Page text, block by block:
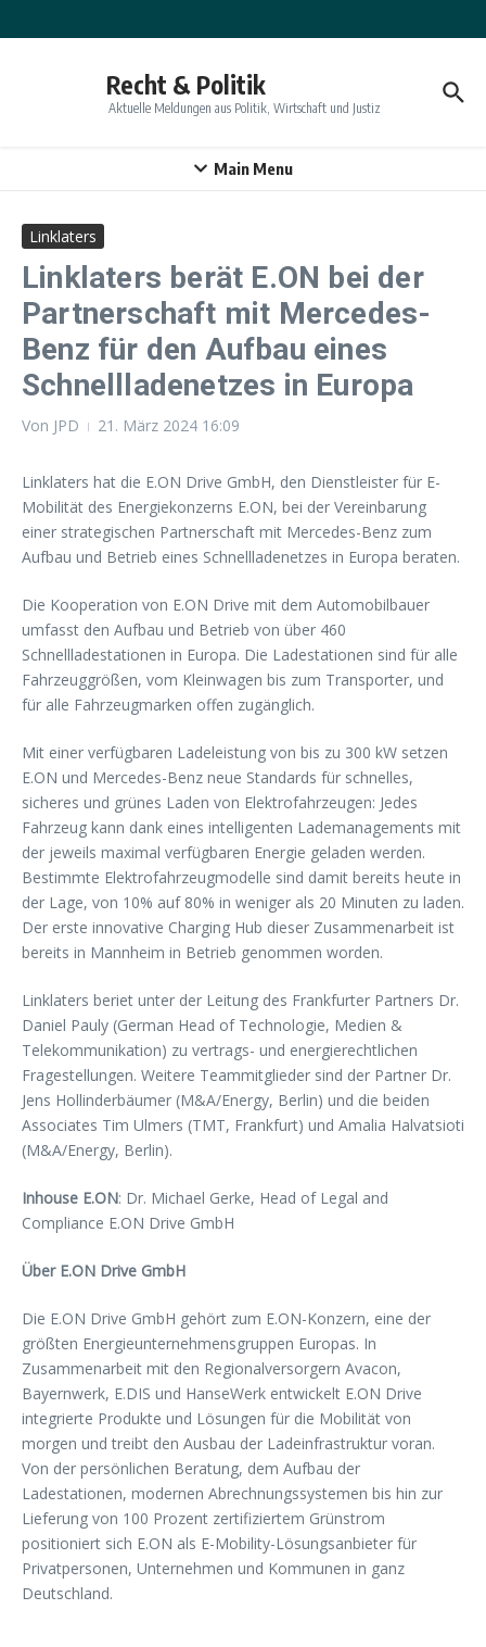
Recht & Politik
Aktuelle Meldungen aus Politik, Wirtschaft und Justiz
Main Menu
Linklaters
Linklaters berät E.ON bei der
Partnerschaft mit Mercedes-
Benz für den Aufbau eines
Schnellladenetzes in Europa
Von JPD 21. März 2024 16:09
Linklaters hat die E.ON Drive GmbH, den Dienstleister für E-
Mobilität des Energiekonzerns E.ON, bei der Vereinbarung
einer strategischen Partnerschaft mit Mercedes-Benz zum
Aufbau und Betrieb eines Schnellladenetzes in Europa beraten.
Die Kooperation von E.ON Drive mit dem Automobilbauer
umfasst den Aufbau und Betrieb von über 460
Schnellladestationen in Europa. Die Ladestationen sind für alle
Fahrzeuggrößen, vom Kleinwagen bis zum Transporter, und
für alle Fahrzeugmarken offen zugänglich.
Mit einer verfügbaren Ladeleistung von bis zu 300 kW setzen
E.ON und Mercedes-Benz neue Standards für schnelles,
sicheres und grünes Laden von Elektrofahrzeugen: Jedes
Fahrzeug kann dank eines intelligenten Lademanagements mit
der jeweils maximal verfügbaren Energie geladen werden.
Bestimmte Elektrofahrzeugmodelle sind damit bereits heute in
der Lage, von 10% auf 80% in weniger als 20 Minuten zu laden.
Der erste innovative Charging Hub dieser Zusammenarbeit ist
bereits in Mannheim in Betrieb genommen worden.
Linklaters beriet unter der Leitung des Frankfurter Partners Dr.
Daniel Pauly (German Head of Technologie, Medien &
Telekommunikation) zu vertrags- und energierechtlichen
Fragestellungen. Weitere Teammitglieder sind der Partner Dr.
Jens Hollinderbäumer (M&A/Energy, Berlin) und die beiden
Associates Tim Ulmers (TMT, Frankfurt) und Amalia Halvatsioti
(M&A/Energy, Berlin).
Inhouse E.ON: Dr. Michael Gerke, Head of Legal and
Compliance E.ON Drive GmbH
Über E.ON Drive GmbH
Die E.ON Drive GmbH gehört zum E.ON-Konzern, eine der
größten Energieunternehmensgruppen Europas. In
Zusammenarbeit mit den Regionalversorgern Avacon,
Bayernwerk, E.DIS und HanseWerk entwickelt E.ON Drive
integrierte Produkte und Lösungen für die Mobilität von
morgen und treibt den Ausbau der Ladeinfrastruktur voran.
Von der persönlichen Beratung, dem Aufbau der
Ladestationen, modernen Abrechnungssystemen bis hin zur
Lieferung von 100 Prozent zertifiziertem Grünstrom
positioniert sich E.ON als E-Mobility-Lösungsanbieter für
Privatpersonen, Unternehmen und Kommunen in ganz
Deutschland.